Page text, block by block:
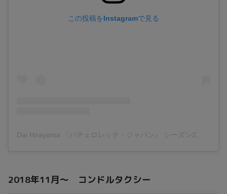
この投稿をInstagramで見る
Dai Hirayama 『バチェロレッテ・ジャパン』 シーズン2
2018年11月～ コンドルタクシー